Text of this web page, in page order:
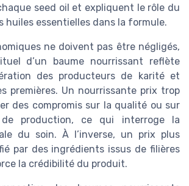
seed oil et expliquent le rôle du
huiles essentielles dans la formule.
ne doivent pas être négligés,
d’un baume nourrissant reflète
des producteurs de karité et
premières. Un nourrissante prix trop
des compromis sur la qualité ou sur
production, ce qui interroge la
du soin. À l’inverse, un prix plus
par des ingrédients issus de filières
la crédibilité du produit.